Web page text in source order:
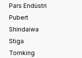
Pars Endüstri
Pubert
Shindaiwa
Stiga
Tomking